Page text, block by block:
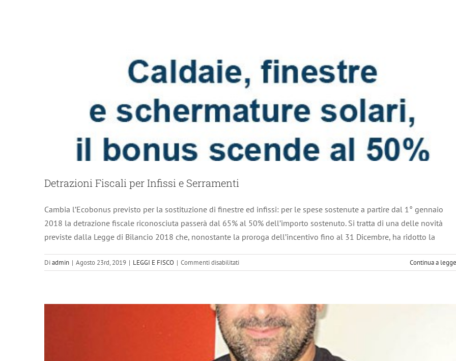
Detrazioni Fiscali per Infissi e Serramenti
Cambia l’Ecobonus previsto per la sostituzione di finestre ed infissi: per le spese sostenute a partire dal 1° gennaio
2018 la detrazione fiscale riconosciuta passerà dal 65% al 50% dell’importo sostenuto. Si tratta di una delle novità
previste dalla Legge di Bilancio 2018 che, nonostante la proroga dell’incentivo fino al 31 Dicembre, ha ridotto la
Diadmin | Agosto 23rd, 2019 | LEGGI E FISCO | Commenti disabilitatisu
Detrazioni
Infissi
e
Serramenti
Continua a
Parlano di QF Serramenti su “La Voce”